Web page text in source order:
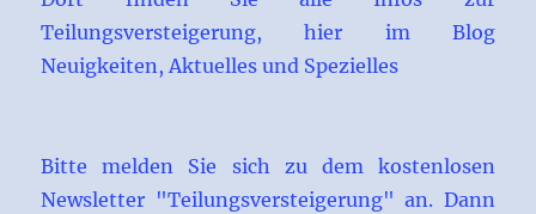
Teilungsversteigerung, hier im Blog
Neuigkeiten, Aktuelles und Spezielles
Bitte melden Sie sich zu dem kostenlosen
Newsletter "Teilungsversteigerung" an. Dann